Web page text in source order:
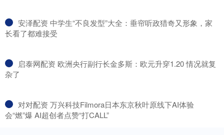
​安泽配资 中学生“不良发型”大全：垂帘听政猎奇又形象，家
长看了都难接受
​启泰网配资 欧洲央行副行长金多斯：欧元升穿1.20 情况就复
杂了
​对对配资 万兴科技Filmora日本东京秋叶原线下AI体验
会“燃”爆 AI超创者点赞“打CALL”